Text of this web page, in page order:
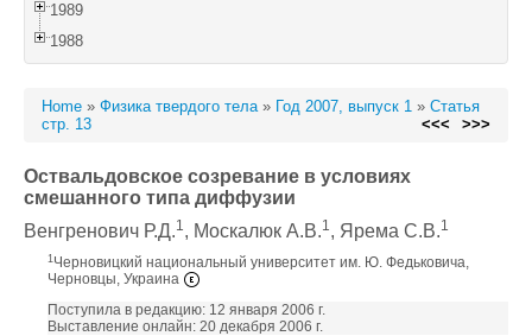
1989
1988
Home » Физика твердого тела» Год 2007, выпуск 1 » Статья
стр. 13
<<< >>>
Оствальдовское созревание в условиях
смешанного типа диффузии
Венгренович Р.Д.1, Москалюк А.В.1, Ярема С.В.1
1 Черновицкий национальный университет им. Ю. Федьковича,
Черновцы, Украина
Поступила в редакцию: 12 января 2006 г.
Выставление онлайн: 20 декабря 2006 г.